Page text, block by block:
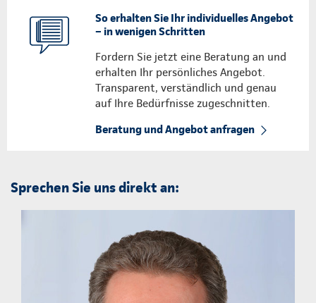
So erhalten Sie Ihr individuelles Angebot
– in wenigen Schritten
Fordern Sie jetzt eine Beratung an und
erhalten Ihr persönliches Angebot.
Transparent, verständlich und genau
auf Ihre Bedürfnisse zugeschnitten.
Beratung und Angebot anfragen
Sprechen Sie uns direkt an: